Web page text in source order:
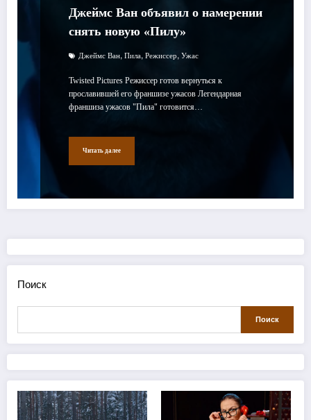
Джеймс Ван объявил о намерении
снять новую «Пилу»
Джеймс Ван, Пила, Режиссер, Ужас
Twisted Pictures Режиссер готов вернуться к
прославившей его франшизе ужасов Легендарная
франшиза ужасов "Пила" готовится…
Читать далее
Поиск
Поиск